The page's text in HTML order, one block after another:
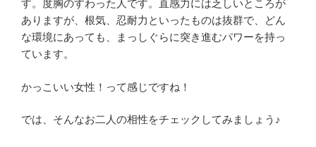
す。度胸のすわった人です。直感力には乏しいところが
ありますが、根気、忍耐力といったものは抜群で、どん
な環境にあっても、まっしぐらに突き進むパワーを持っ
ています。
かっこいい女性！って感じですね！
では、そんなお二人の相性をチェックしてみましょう♪